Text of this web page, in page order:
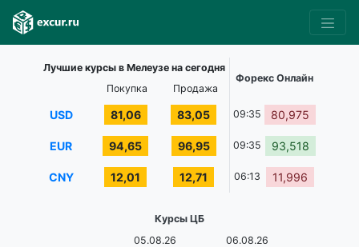
Лучшие курсы в Мелеузе на сегодня
Форекс Онлайн
Покупка
Продажа
USD 81,06 83,05 09:35 80,975
EUR 94,65 96,95 09:35 93,518
CNY 12,01 12,71 06:13 11,996
Курсы ЦБ
05.08.26
06.08.26